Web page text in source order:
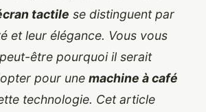
tactile se distinguent par
et leur élégance. Vous vous
être pourquoi il serait
pour une machine à café
technologie. Cet article